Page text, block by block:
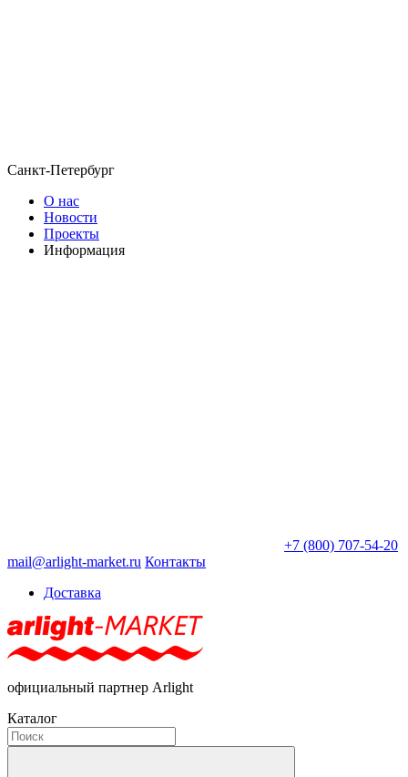
Санкт-Петербург
О нас
Новости
Проекты
Информация
+7 (800) 707-54-20
mail@arlight-market.ru Контакты
Доставка
официальный партнер Arlight
Каталог